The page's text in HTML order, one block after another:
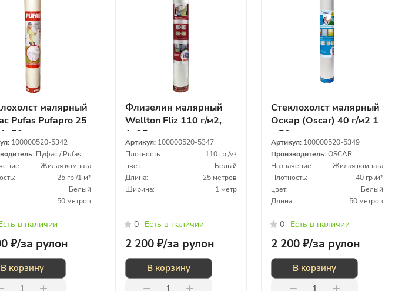
малярный
Pufas Pufapro 25
100000520-5342
Пуфас / Pufas
Жилая комната
25 гр /1 м²
Белый
50 метров
в наличии
₽/за рулон
В корзину
Флизелин малярный
Wellton Fliz 110 г/м2,
1х25 м
Артикул: 100000520-5347
Плотность:
110 гр /м²
цвет:
Белый
Длина:
25 метров
Ширина:
1 метр
0 Есть в наличии
2 200 ₽/за рулон
В корзину
Стеклохолст малярный
Оскар (Oscar) 40 г/м2 1
х 50 м
Артикул: 100000520-5349
Производитель:OSCAR
Назначение:
Жилая комната
Плотность:
40 гр /м²
цвет:
Белый
Длина:
50 метров
0 Есть в наличии
2 200 ₽/за рулон
В корзину